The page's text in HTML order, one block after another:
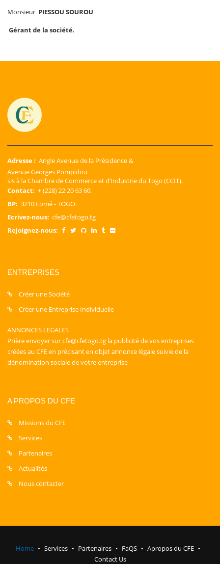
Monsieur PIESSOU SOUROU
Gérant de la société.
Adresse : Angle Avenue de la Présidence &
Avenue Georges Pompidou
sis à la Chambre de Commerce et d’Industrie du Togo (CCIT).
Contact: + (228) 22 20 63 60.
BP: 3210 Lomé - TOGO.
Ecrivez-nous: cfe@cfetogo.tg
Rejoignez-nous:
ENTREPRISES
Créer une Société
Créer une Entreprise Individuelle
ANNONCES LEGALES
Prière envoyer sur cfe@cfetogo.tg la publicité de vos entreprises
créées au CFE en précisant en objet annonce légale suivie de la
dénomination sociale de votre entreprise
A PROPOS DU CFE
Missions du CFE
Services
Partenaires
Actualités
Nous contacter
Home Services Partenaires FaQS
Apropos du CFE
Contact Us